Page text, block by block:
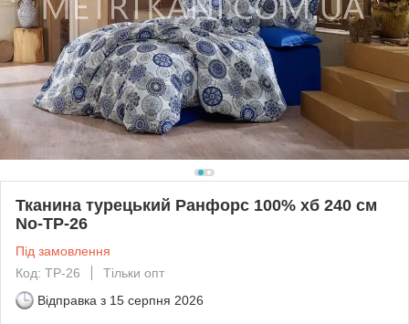
Тканина турецький Ранфорс 100% хб 240 см
No-TP-26
Під замовлення
Код: TP-26
Тільки опт
Відправка з 15 серпня 2026